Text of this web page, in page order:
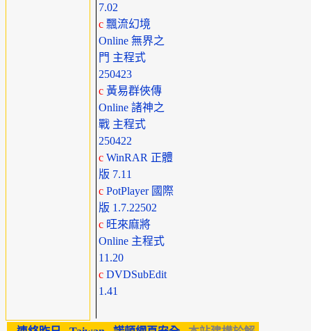
7.02
c 飄流幻境
Online 無界之
門 主程式
250423
c 黃易群俠傳
Online 諸神之
戰 主程式
250422
c WinRAR 正體
版 7.11
c PotPlayer 國際
版 1.7.22502
c 旺來麻將
Online 主程式
11.20
c DVDSubEdit
1.41